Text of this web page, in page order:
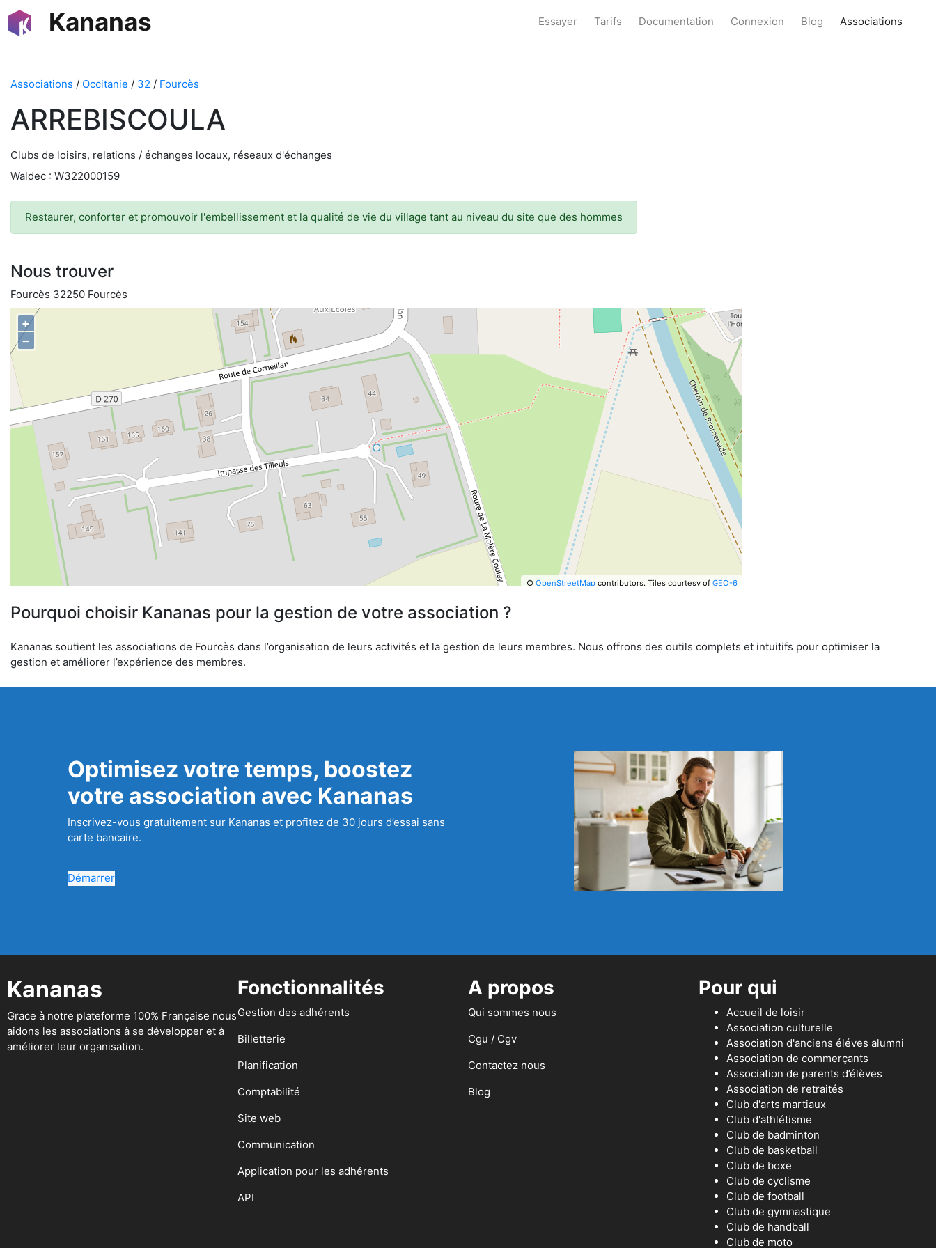
Kananas Essayer Tarifs Documentation Connexion Blog Associations
Associations / Occitanie / 32 / Fourcès
ARREBISCOULA
Clubs de loisirs, relations / échanges locaux, réseaux d'échanges
Waldec : W322000159
Restaurer, conforter et promouvoir l'embellissement et la qualité de vie du village tant au niveau du site que des hommes
Nous trouver
Fourcès 32250 Fourcès
+
−
© OpenStreetMapcontributors. Tiles courtesy of GEO-6
Pourquoi choisir Kananas pour la gestion de votre association ?
Kananas soutient les associations de Fourcès dans l’organisation de leurs activités et la gestion de leurs membres. Nous offrons des outils complets et intuitifs pour optimiser la
gestion et améliorer l’expérience des membres.
Optimisez votre temps, boostez
votre association avec Kananas
Inscrivez-vous gratuitement sur Kananas et profitez de 30 jours d’essai sans
carte bancaire.
Démarrer
Kananas
Grace à notre plateforme 100% Française nous
aidons les associations à se développer et à
améliorer leur organisation.
Fonctionnalités
Gestion des adhérents
Billetterie
Planification
Comptabilité
Site web
Communication
Application pour les adhérents
API
A propos
Qui sommes nous
Cgu / Cgv
Contactez nous
Blog
Pour qui
Accueil de loisir
Association culturelle
Association d'anciens éléves alumni
Association de commerçants
Association de parents d’élèves
Association de retraités
Club d'arts martiaux
Club d'athlétisme
Club de badminton
Club de basketball
Club de boxe
Club de cyclisme
Club de football
Club de gymnastique
Club de handball
Club de moto